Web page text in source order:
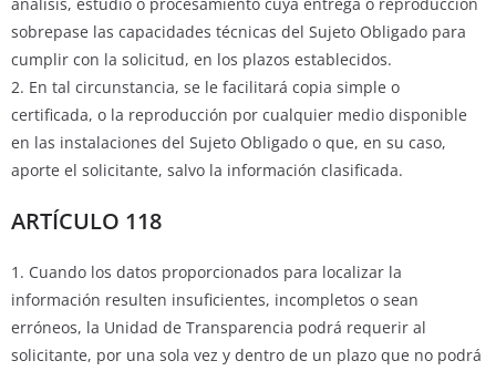
análisis, estudio o procesamiento cuya entrega o reproducción
sobrepase las capacidades técnicas del Sujeto Obligado para
cumplir con la solicitud, en los plazos establecidos.
2. En tal circunstancia, se le facilitará copia simple o
certificada, o la reproducción por cualquier medio disponible
en las instalaciones del Sujeto Obligado o que, en su caso,
aporte el solicitante, salvo la información clasificada.
ARTÍCULO 118
1. Cuando los datos proporcionados para localizar la
información resulten insuficientes, incompletos o sean
erróneos, la Unidad de Transparencia podrá requerir al
solicitante, por una sola vez y dentro de un plazo que no podrá